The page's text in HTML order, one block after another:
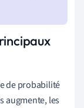
de probabilité
augmente, les